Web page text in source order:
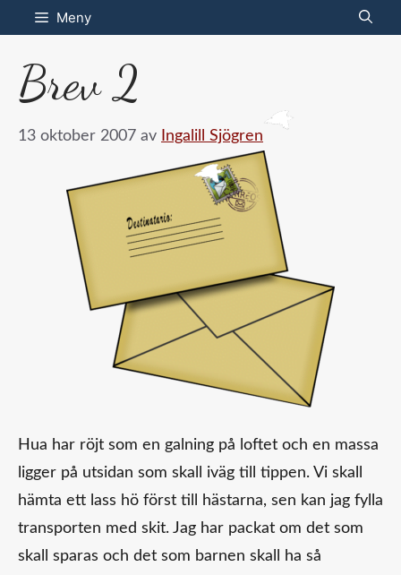
Hoppa
till
innehåll
Meny
Brev 2
13 oktober 2007 av Ingalill Sjögren
Hua har röjt som en galning på loftet och en massa
ligger på utsidan som skall iväg till tippen. Vi skall
hämta ett lass hö först till hästarna, sen kan jag fylla
transporten med skit. Jag har packat om det som
skall sparas och det som barnen skall ha så